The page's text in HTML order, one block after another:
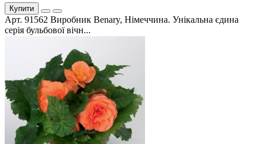
Купити
Арт. 91562 Виробник Benary, Німеччина. Унікальна єдина
серія бульбової вічн...